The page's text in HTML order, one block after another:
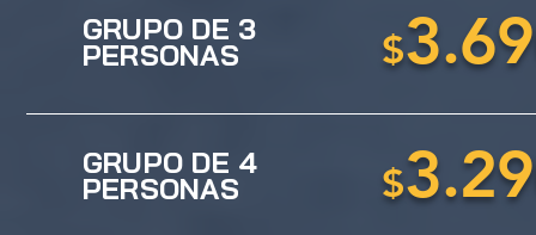
GRUPO DE 3
PERSONAS $
GRUPO DE 4
PERSONAS $